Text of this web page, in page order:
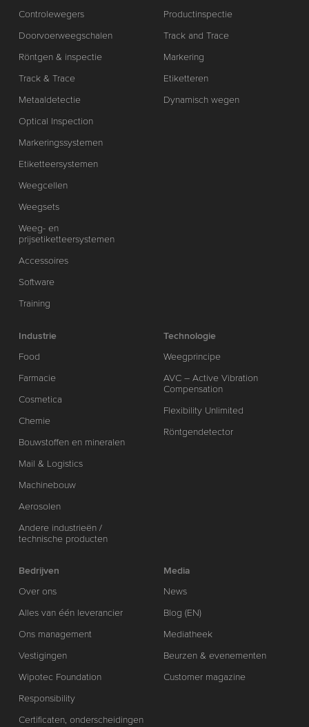
Controlewegers
Doorvoerweegschalen
Röntgen & inspectie
Track & Trace
Metaaldetectie
Optical Inspection
Markeringssystemen
Etiketteersystemen
Weegcellen
Weegsets
Weeg- en
prijsetiketteersystemen
Accessoires
Software
Training
Productinspectie
Track and Trace
Markering
Etiketteren
Dynamisch wegen
Industrie
Food
Farmacie
Cosmetica
Chemie
Bouwstoffen en mineralen
Mail & Logistics
Machinebouw
Aerosolen
Andere industrieën /
technische producten
Technologie
Weegprincipe
AVC – Active Vibration
Compensation
Flexibility Unlimited
Röntgendetector
Bedrijven
Over ons
Alles van één leverancier
Ons management
Vestigingen
Wipotec Foundation
Responsibility
Certificaten, onderscheidingen
Media
News
Blog (EN)
Mediatheek
Beurzen & evenementen
Customer magazine